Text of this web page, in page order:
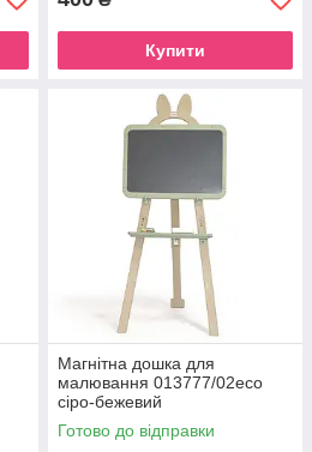
Купити
Магнітна дошка для
малювання 013777/02eco
сіро-бежевий
Готово до відправки